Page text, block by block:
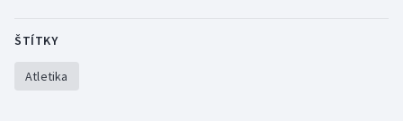
ŠTÍTKY
Atletika